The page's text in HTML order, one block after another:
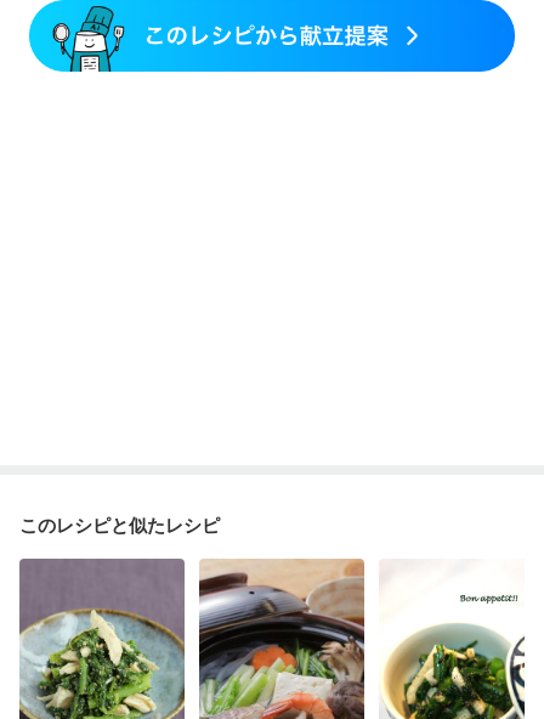
妊娠糖尿病(初期)
産後（ミルク）
骨折 骨粗しょう症
関節リウマチ
フレイル（年齢に合わせた体作り）
このレシピと似たレシピ